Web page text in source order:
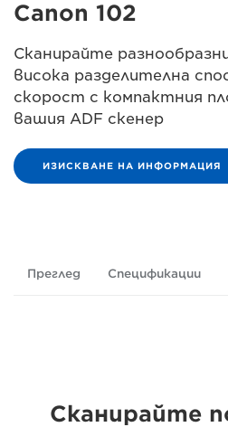
Canon 102
Сканирайте
висока разделителна
скорост с компактния
вашия ADF скенер
ИЗИСКВАНЕ НА ИНФОРМАЦИЯ
Преглед Спецификации
Сканирайте